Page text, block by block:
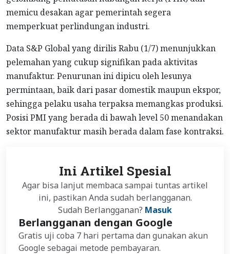
memicu desakan agar pemerintah segera
memperkuat perlindungan industri.
Data S&P Global yang dirilis Rabu (1/7) menunjukkan
pelemahan yang cukup signifikan pada aktivitas
manufaktur. Penurunan ini dipicu oleh lesunya
permintaan, baik dari pasar domestik maupun ekspor,
sehingga pelaku usaha terpaksa memangkas produksi.
Posisi PMI yang berada di bawah level 50 menandakan
sektor manufaktur masih berada dalam fase kontraksi.
Ini Artikel Spesial
Agar bisa lanjut membaca sampai tuntas artikel
ini, pastikan Anda sudah berlangganan.
Sudah Berlangganan? Masuk
Berlangganan dengan Google
Gratis uji coba 7 hari pertama dan gunakan akun
Google sebagai metode pembayaran.